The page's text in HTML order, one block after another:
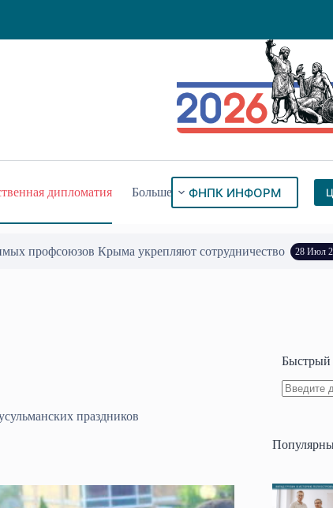
дипломатия Больше ФНПК ИНФОРМ
служение» 17 Июл 2026
праздников